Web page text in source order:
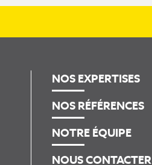
NOS EXPERTISES
NOS RÉFÉRENCES
NOTRE ÉQUIPE
NOUS CONTACTER